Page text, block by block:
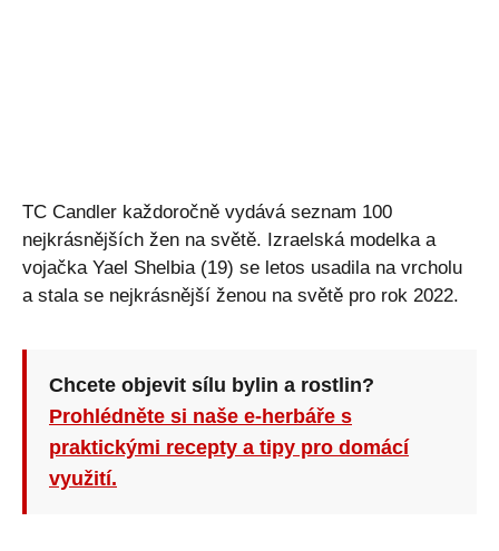
TC Candler každoročně vydává seznam 100
nejkrásnějších žen na světě. Izraelská modelka a
vojačka Yael Shelbia (19) se letos usadila na vrcholu
a stala se nejkrásnější ženou na světě pro rok 2022.
Chcete objevit sílu bylin a rostlin?
Prohlédněte si naše e-herbáře s
praktickými recepty a tipy pro domácí
využití.